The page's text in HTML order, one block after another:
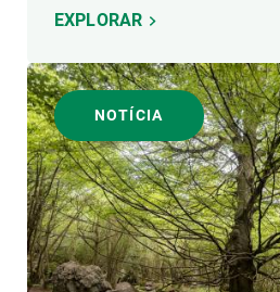
EXPLORAR
NOTÍCIA